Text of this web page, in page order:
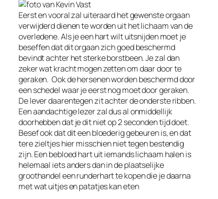
Eerst en vooral zal uiteraard het gewenste orgaan
verwijderd dienen te worden uit het lichaam van de
overledene. Als je een hart wilt uitsnijden moet je
beseffen dat dit orgaan zich goed beschermd
bevindt achter het sterke borstbeen. Je zal dan
zeker wat kracht mogen zetten om daar door te
geraken. Ook de hersenen worden beschermd door
een schedel waar je eerst nog moet door geraken.
De lever daarentegen zit achter de onderste ribben.
Een aandachtige lezer zal dus al onmiddellijk
doorhebben dat je dit niet op 2 seconden tijd doet.
Besef ook dat dit een bloederig gebeuren is, en dat
tere zieltjes hier misschien niet tegen bestendig
zijn. Een bebloed hart uit iemands lichaam halen is
helemaal iets anders dan in de plaatselijke
groothandel een runderhart te kopen die je daarna
met wat uitjes en patatjes kan eten